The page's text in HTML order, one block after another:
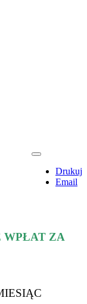
Drukuj
Email
WPŁAT ZA